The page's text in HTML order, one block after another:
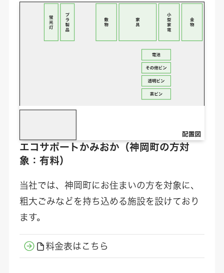
エコサポートかみおか （神岡町の方対
象：有料）
当社では、神岡町にお住まいの方を対象に、
粗大ごみなどを持ち込める施設を設けており
ます。
料金表はこちら